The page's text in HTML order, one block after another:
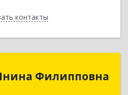
контакты
Назад
Филипповна
обл, Лодейнопольский